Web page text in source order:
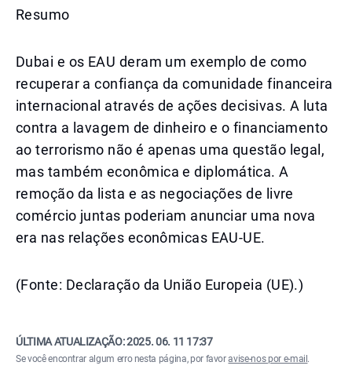
Resumo
Dubai e os EAU deram um exemplo de como
recuperar a confiança da comunidade financeira
internacional através de ações decisivas. A luta
contra a lavagem de dinheiro e o financiamento
ao terrorismo não é apenas uma questão legal,
mas também econômica e diplomática. A
remoção da lista e as negociações de livre
comércio juntas poderiam anunciar uma nova
era nas relações econômicas EAU-UE.
(Fonte: Declaração da União Europeia (UE).)
ÚLTIMA ATUALIZAÇÃO:2025. 06. 11 17:37
Se você encontrar algum erro nesta página, por favoravise-nos por e-mail .